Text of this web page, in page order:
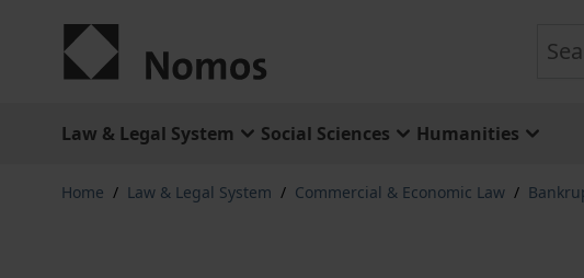
Law & Legal System Social Sciences Humanities
Home / Law & Legal System / Commercial & Economic Law /